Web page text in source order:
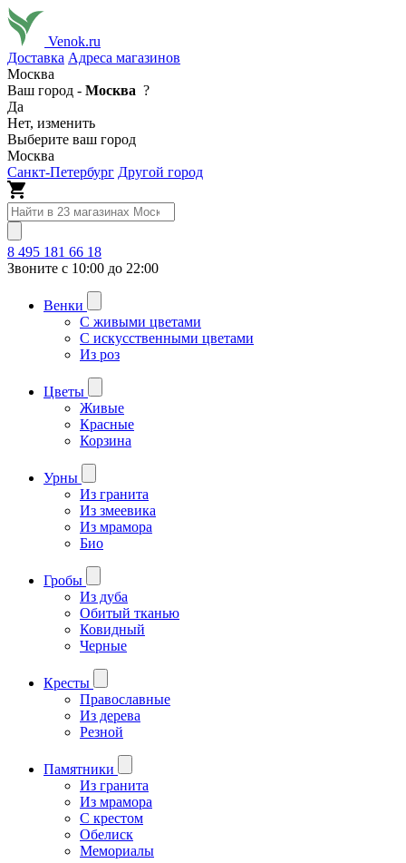
Venok.ru
Доставка Адреса магазинов
Москва
Ваш город - Москва ?
Да
Нет, изменить
Выберите ваш город
Москва
Санкт-Петербург Другой город
8 495 181 66 18
Звоните с 10:00 до 22:00
Венки
С живыми цветами
С искусственными цветами
Из роз
Цветы
Живые
Красные
Корзина
Урны
Из гранита
Из змеевика
Из мрамора
Био
Гробы
Из дуба
Обитый тканью
Ковидный
Черные
Кресты
Православные
Из дерева
Резной
Памятники
Из гранита
Из мрамора
С крестом
Обелиск
Мемориалы